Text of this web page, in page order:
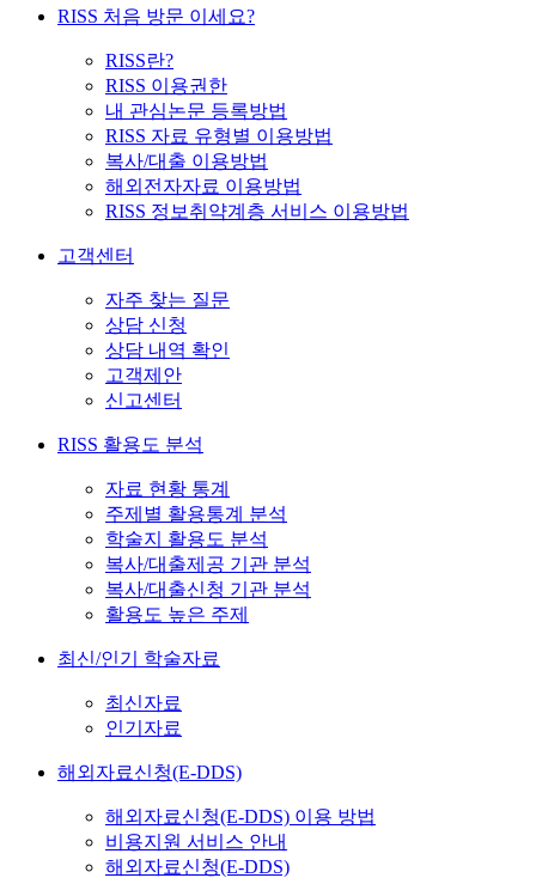
RISS 처음 방문 이세요?
RISS란?
RISS 이용권한
내 관심논문 등록방법
RISS 자료 유형별 이용방법
복사/대출 이용방법
해외전자자료 이용방법
RISS 정보취약계층 서비스 이용방법
고객센터
자주 찾는 질문
상담 신청
상담 내역 확인
고객제안
신고센터
RISS 활용도 분석
자료 현황 통계
주제별 활용통계 분석
학술지 활용도 분석
복사/대출제공 기관 분석
복사/대출신청 기관 분석
활용도 높은 주제
최신/인기 학술자료
최신자료
인기자료
해외자료신청(E-DDS)
해외자료신청(E-DDS) 이용 방법
비용지원 서비스 안내
해외자료신청(E-DDS)